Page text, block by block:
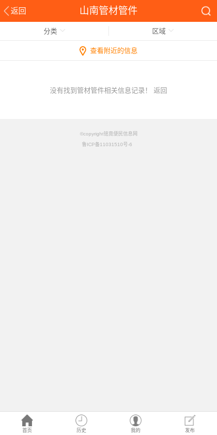
返回 山南管材管件
首页 历史 我的 发布
分类 区域
查看附近的信息
没有找到管材管件相关信息记录！ 返回
©copyright铭竟便民信息网
鲁ICP备11031510号-6